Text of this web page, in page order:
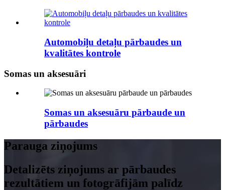
Automobiļu detaļu pārbaudes un
kvalitātes kontrole
Somas un aksesuāri
Somas un aksesuāru pārbaude un
pārbaudes
Parauga ziņojums
Detalizēts ziņojums ar pārbaudes
rezultātiem un fotogrāfijām palīdz